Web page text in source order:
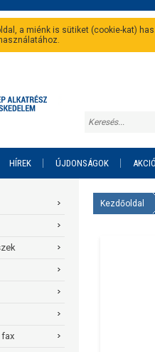
a miénk is sütiket (cookie-kat)
HÍREK ÚJDONSÁGOK
fax
Kezdőoldal